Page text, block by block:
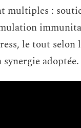
multiples :
le tout selon
adoptée.